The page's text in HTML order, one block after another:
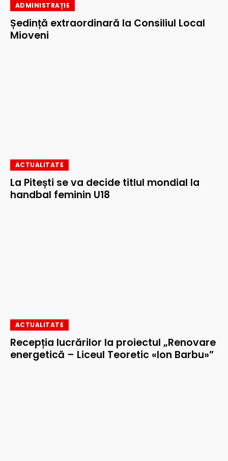
ADMINISTRAȚIE
Ședință extraordinară la Consiliul Local
Mioveni
ACTUALITATE
La Pitești se va decide titlul mondial la
handbal feminin U18
ACTUALITATE
Recepția lucrărilor la proiectul „Renovare
energetică – Liceul Teoretic «Ion Barbu»”